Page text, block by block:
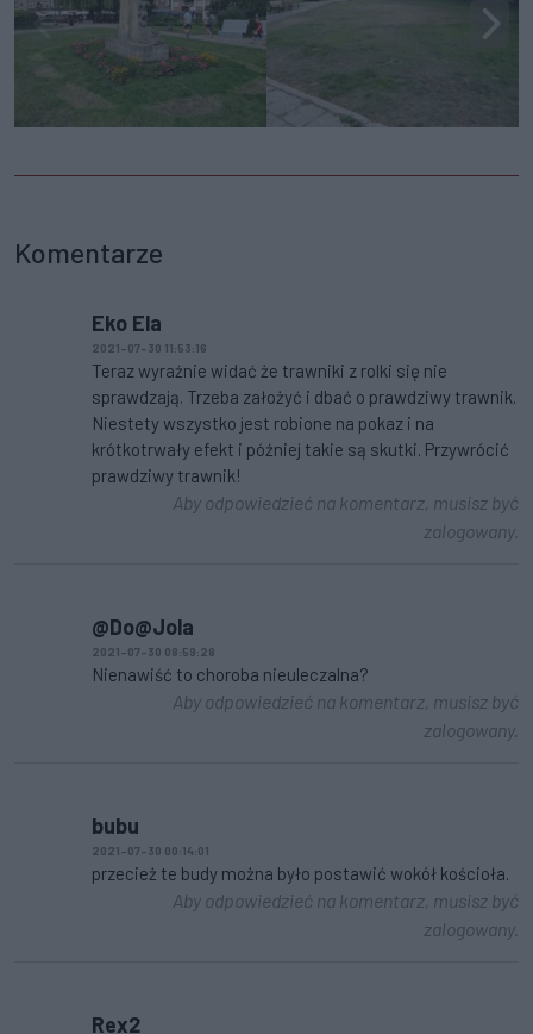
Komentarze
Eko Ela
2021-07-30 11:53:16
Teraz wyraźnie widać że trawniki z rolki się nie
sprawdzają. Trzeba założyć i dbać o prawdziwy trawnik.
Niestety wszystko jest robione na pokaz i na
krótkotrwały efekt i później takie są skutki. Przywrócić
prawdziwy trawnik!
Aby odpowiedzieć na komentarz, musisz być
zalogowany.
@Do@Jola
2021-07-30 08:59:28
Nienawiść to choroba nieuleczalna?
Aby odpowiedzieć na komentarz, musisz być
zalogowany.
bubu
2021-07-30 00:14:01
przecież te budy można było postawić wokół kościoła.
Aby odpowiedzieć na komentarz, musisz być
zalogowany.
Rex2